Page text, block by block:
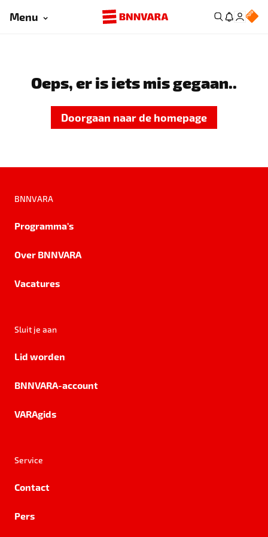
Menu
Oeps, er is iets mis gegaan..
Doorgaan naar de homepage
BNNVARA
Programma's
Over BNNVARA
Vacatures
Sluit je aan
Lid worden
BNNVARA-account
VARAgids
Service
Contact
Pers